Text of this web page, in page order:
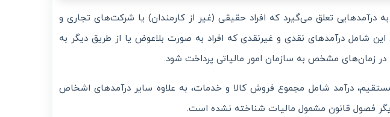
به درآمدهایی تعلق می‌گیرد که افراد حقیقی (غیر از کارمندان) یا شرکت‌های تجاری و
شامل درآمدهای نقدی و غیرنقدی که افراد به صورت بلاعوض یا از طریق دیگر به
زمان‌های مشخص به سازمان امور مالیاتی پرداخت شود.
مالیات‌های مستقیم، درآمد شامل مجموع فروش کالا و خدمات، به علاوه سایر درآمدهای اشخاص
فصول قانون مشمول مالیات شناخته نشده است.